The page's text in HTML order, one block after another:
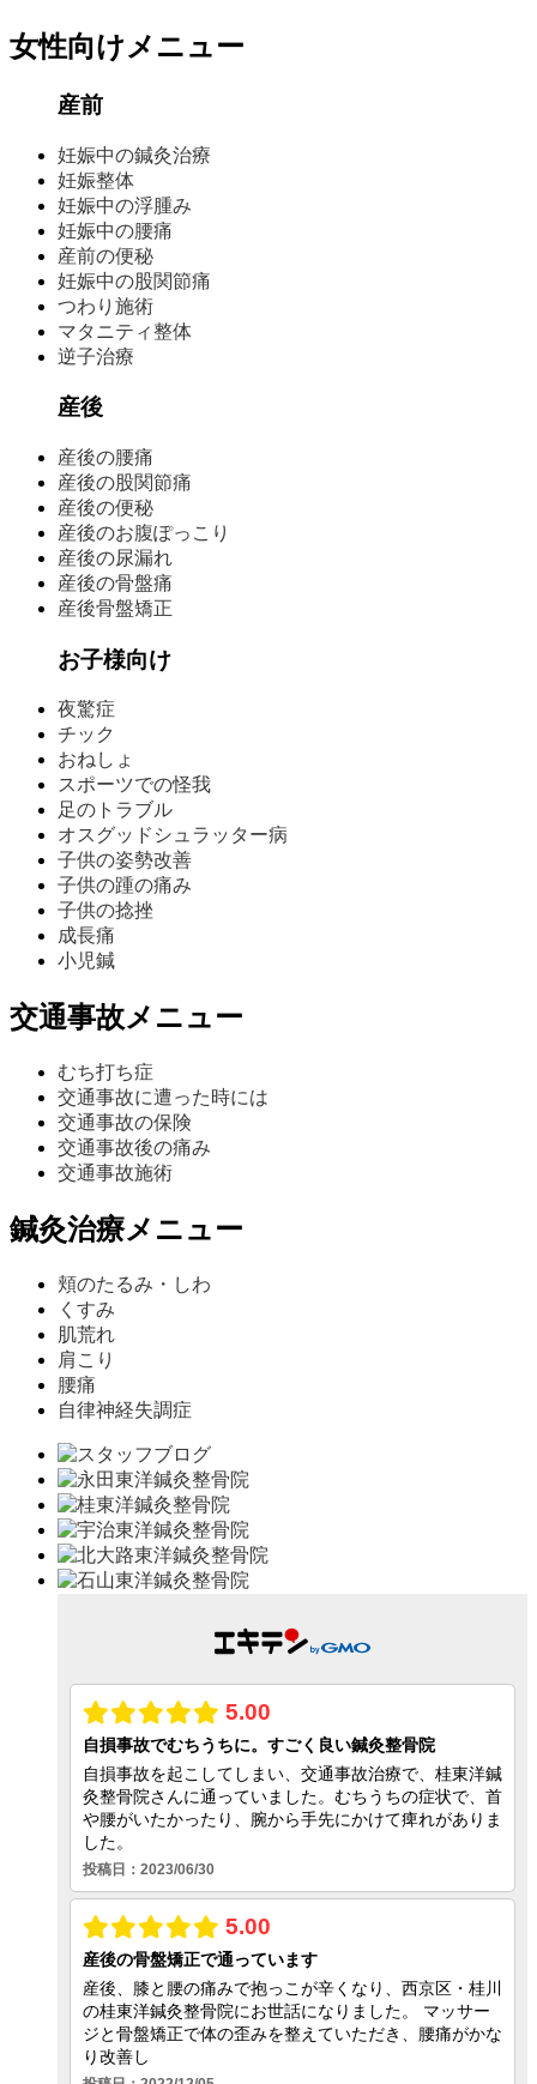
女性向けメニュー
産前
妊娠中の鍼灸治療
妊娠整体
妊娠中の浮腫み
妊娠中の腰痛
産前の便秘
妊娠中の股関節痛
つわり施術
マタニティ整体
逆子治療
産後
産後の腰痛
産後の股関節痛
産後の便秘
産後のお腹ぽっこり
産後の尿漏れ
産後の骨盤痛
産後骨盤矯正
お子様向け
夜驚症
チック
おねしょ
スポーツでの怪我
足のトラブル
オスグッドシュラッター病
子供の姿勢改善
子供の踵の痛み
子供の捻挫
成長痛
小児鍼
交通事故メニュー
むち打ち症
交通事故に遭った時には
交通事故の保険
交通事故後の痛み
交通事故施術
鍼灸治療メニュー
頬のたるみ・しわ
くすみ
肌荒れ
肩こり
腰痛
自律神経失調症